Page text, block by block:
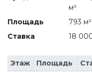
Этаж Площадь
1
18
Все